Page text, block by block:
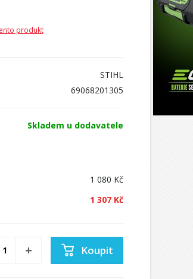
produkt
STIHL
69068201305
Skladem u dodavatele
1 080 Kč
1 307 Kč
Koupit